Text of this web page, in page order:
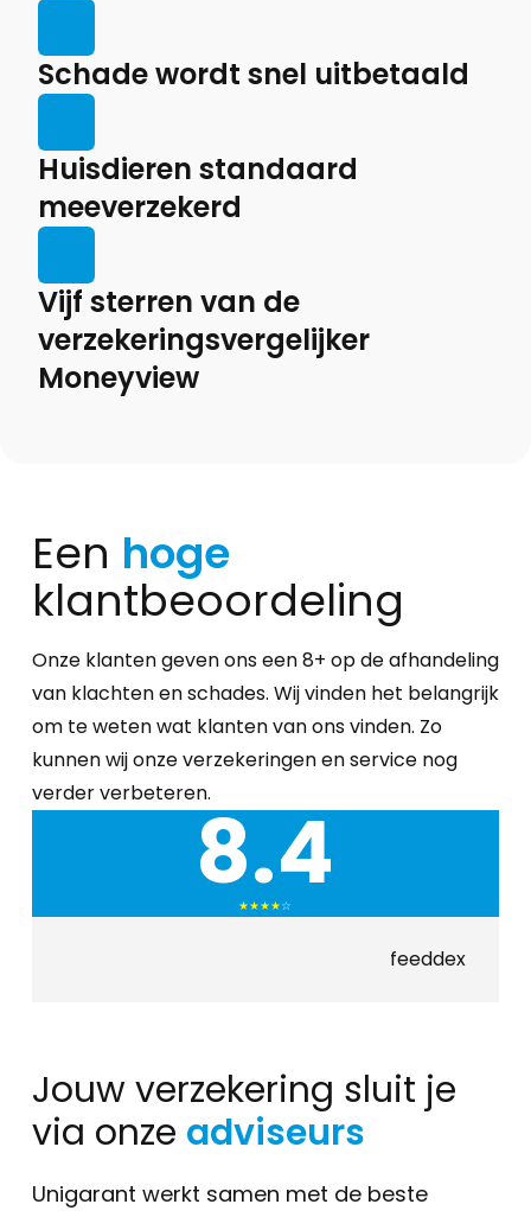
Schade wordt snel uitbetaald
Huisdieren standaard
meeverzekerd
Vijf sterren van de
verzekeringsvergelijker
Moneyview
Een hoge
klantbeoordeling
Onze klanten geven ons een 8+ op de afhandeling
van klachten en schades. Wij vinden het belangrijk
om te weten wat klanten van ons vinden. Zo
kunnen wij onze verzekeringen en service nog
verder verbeteren.8.4
★★★★☆
feeddex
Jouw verzekering sluit je
via onze adviseurs
Unigarant werkt samen met de beste